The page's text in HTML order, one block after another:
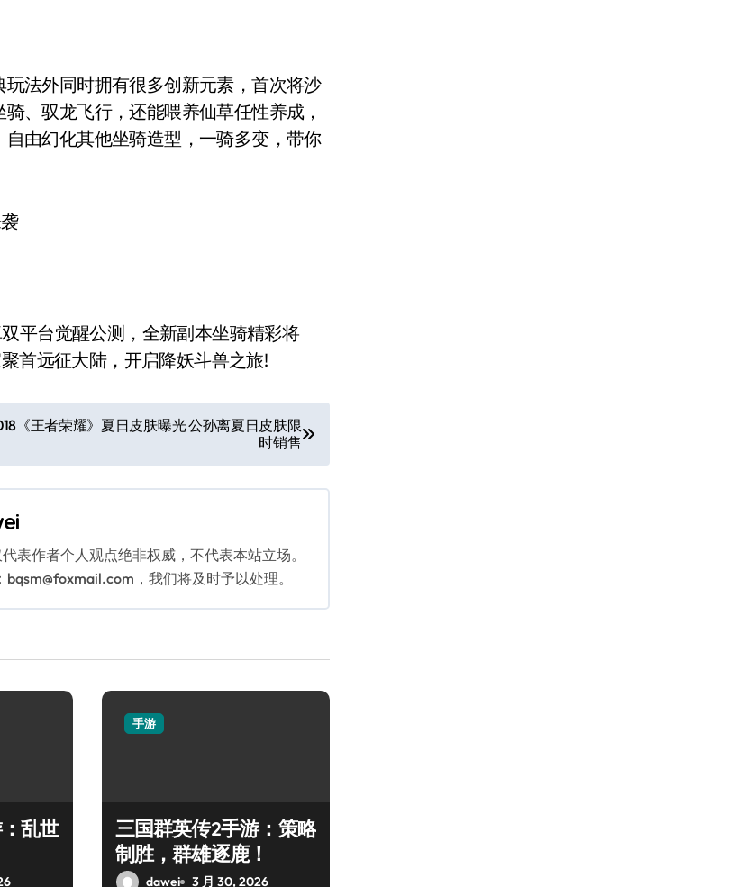
法外同时拥有很多创新元素，首次将沙
、驭龙飞行，还能喂养仙草任性养成，
由幻化其他坐骑造型，一骑多变，带你
平台觉醒公测，全新副本坐骑精彩将
首远征大陆，开启降妖斗兽之旅!
《王者荣耀》夏日皮肤曝光 公孙离夏日皮肤限
时销售
表作者个人观点绝非权威，不代表本站立场。
，我们将及时予以处理。
乱世
手游
三国群英传2手游：策略
制胜，群雄逐鹿！
dawei 3 月 30, 2026